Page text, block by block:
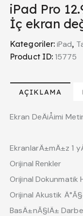
iPad Pro
İç ekran
Kategoriler:iPad,
Product ID: 15775
AÇIKLAMA
Ekran DeÄiÅimi
EkranlarÄ±mÄ±z 1
Orijinal Renkler
Orijinal Dokunmatik
Orijinal Akustik
BasÄ±nÃ§lÄ±